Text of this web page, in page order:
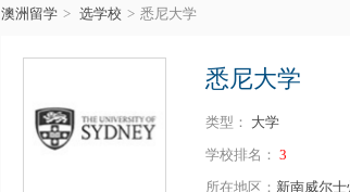
澳洲留学 > 选学校 > 悉尼大学
悉尼大学
类型： 大学
学校排名： 3
所在地区： 新南威尔士